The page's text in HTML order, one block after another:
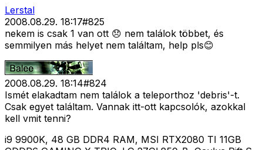
Lerstal
2008.08.29. 18:17#825
nekem is csak 1 van ott 😞 nem találok többet, és
semmilyen más helyet nem találtam, help pls😊
2008.08.29. 18:14#824
Ismét elakadtam nem találok a teleporthoz 'debris'-t.
Csak egyet találtam. Vannak itt-ott kapcsolók, azokkal
kell vmit tenni?
i9 9900K, 48 GB DDR4 RAM, MSI RTX2080 TI 11GB